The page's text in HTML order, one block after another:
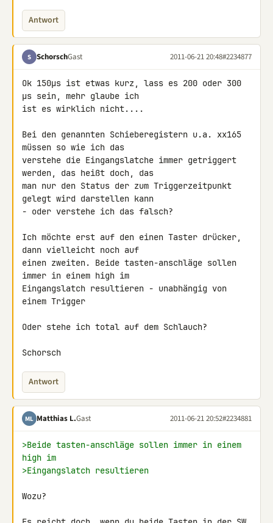
Antwort
S SchorschGast 2011-06-21 20:48#2234877
Ok 150µs ist etwas kurz, lass es 200 oder 300
µs sein, mehr glaube ich
ist es wirklich nicht....
Bei den genannten Schieberegistern u.a. xx165
müssen so wie ich das
verstehe die Eingangslatche immer getriggert
werden, das heißt doch, das
man nur den Status der zum Triggerzeitpunkt
gelegt wird darstellen kann
- oder verstehe ich das falsch?
Ich möchte erst auf den einen Taster drücker,
dann vielleicht noch auf
einen zweiten. Beide tasten-anschläge sollen
immer in einem high im
Eingangslatch resultieren - unabhängig von
einem Trigger
Oder stehe ich total auf dem Schlauch?
Schorsch
Antwort
ML Matthias L.Gast 2011-06-21 20:52#2234881
>Beide tasten-anschläge sollen immer in einem
high im
>Eingangslatch resultieren
Wozu?